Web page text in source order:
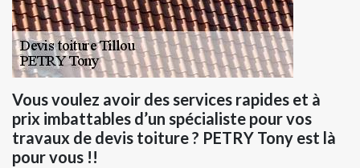
Vous voulez avoir des services rapides et à
prix imbattables d’un spécialiste pour vos
travaux de devis toiture ? PETRY Tony est là
pour vous !!